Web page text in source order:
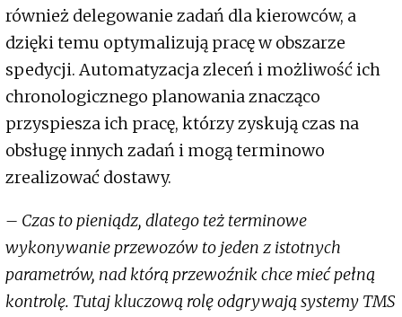
również delegowanie zadań dla kierowców, a
dzięki temu optymalizują pracę w obszarze
spedycji. Automatyzacja zleceń i możliwość ich
chronologicznego planowania znacząco
przyspiesza ich pracę, którzy zyskują czas na
obsługę innych zadań i mogą terminowo
zrealizować dostawy.
– Czas to pieniądz, dlatego też terminowe
wykonywanie przewozów to jeden z istotnych
parametrów, nad którą przewoźnik chce mieć pełną
kontrolę. Tutaj kluczową rolę odgrywają systemy TMS